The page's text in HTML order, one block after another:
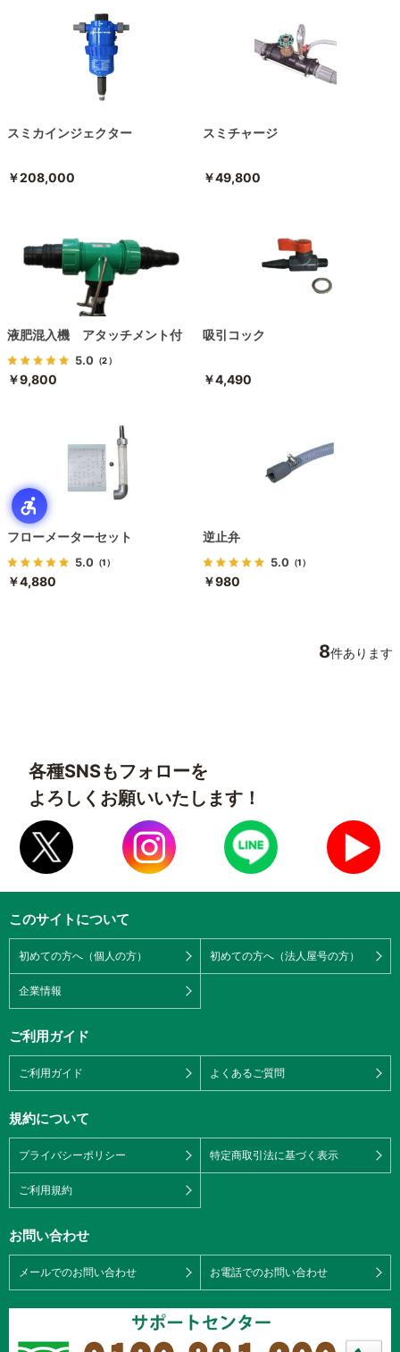
スミカインジェクター
￥208,000
スミチャージ
￥49,800
液肥混入機 アタッチメント付
5.0 （2）
￥9,800
吸引コック
￥4,490
フローメーターセット
5.0 （1）
￥4,880
逆止弁
5.0 （1）
￥980
8件あります
各種SNSもフォローを
よろしくお願いいたします！
このサイトについて
初めての方へ（個人の方） 初めての方へ（法人屋号の方）
企業情報
ご利用ガイド
ご利用ガイド よくあるご質問
規約について
プライバシーポリシー 特定商取引法に基づく表示
ご利用規約
お問い合わせ
メールでのお問い合わせ お電話でのお問い合わせ